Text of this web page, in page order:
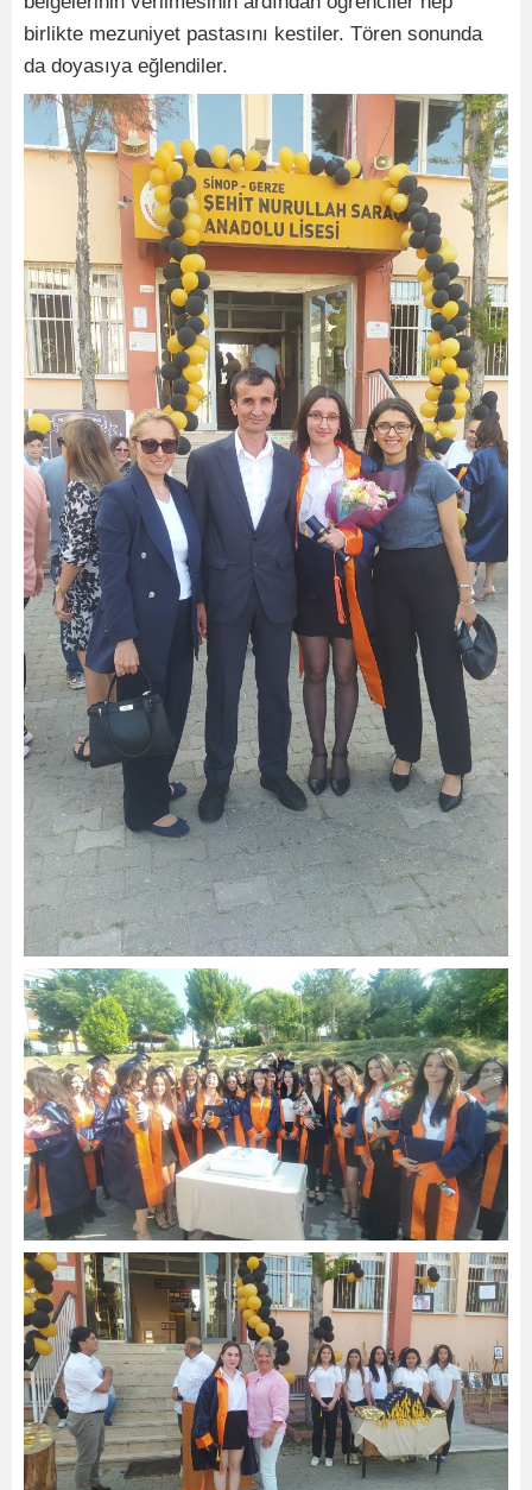
birlikte mezuniyet pastasını kestiler. Tören sonunda
da doyasıya eğlendiler.